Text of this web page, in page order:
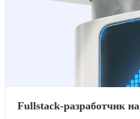
Fullstack-разработчик